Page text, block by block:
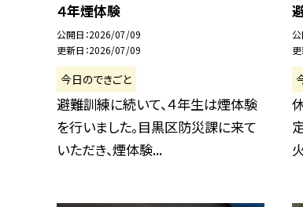
４年煙体験
公開日 2026/07/09
更新日 2026/07/09
今日のできごと
避難訓練に続いて、４年生は煙体験
を行いました。目黒区防災課に来て
いただき、煙体験...